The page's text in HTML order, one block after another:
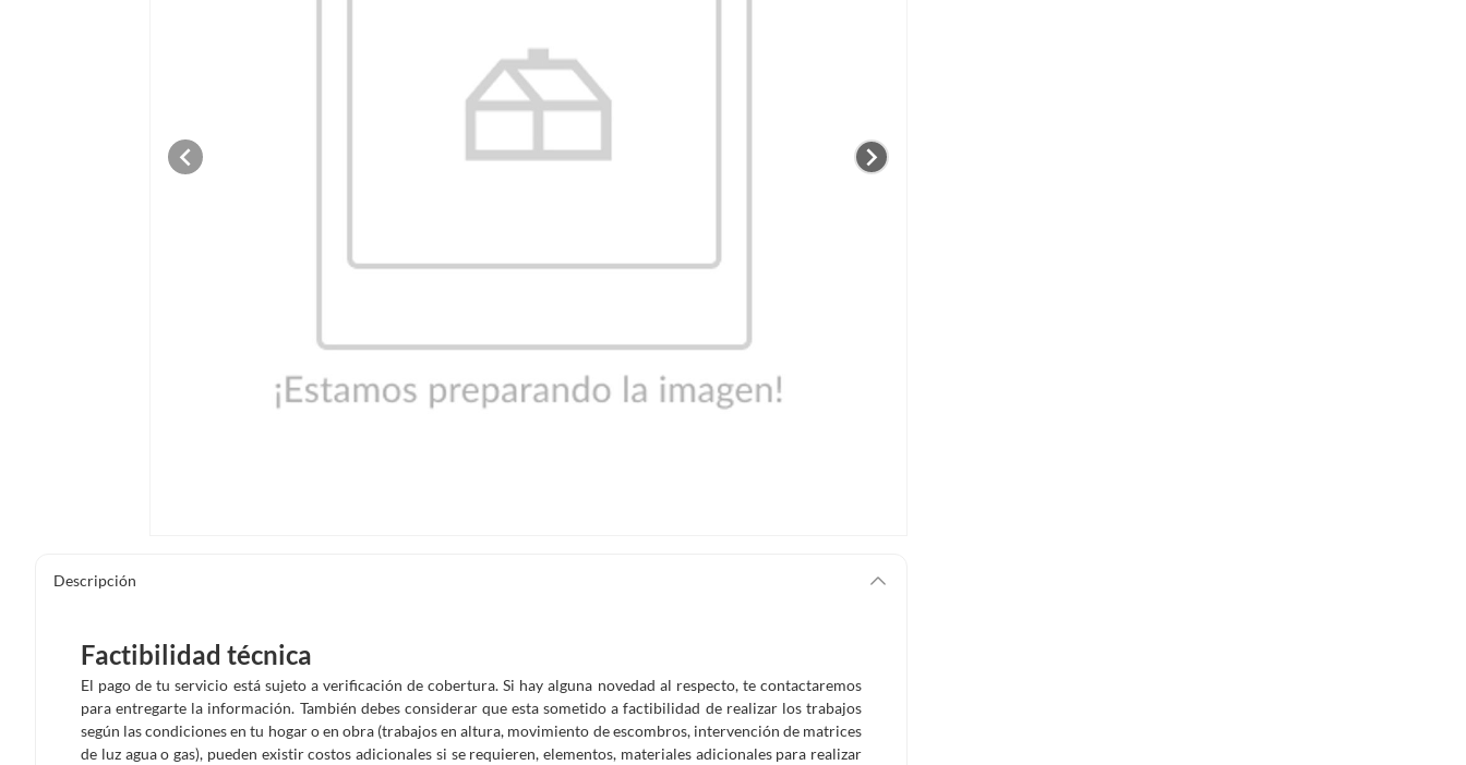
Descripción
Factibilidad técnica
El pago de tu servicio está sujeto a verificación de cobertura. Si hay alguna novedad al respecto, te contactaremos
para entregarte la información. También debes considerar que esta sometido a factibilidad de realizar los trabajos
según las condiciones en tu hogar o en obra (trabajos en altura, movimiento de escombros, intervención de matrices
de luz agua o gas), pueden existir costos adicionales si se requieren, elementos, materiales adicionales para realizar